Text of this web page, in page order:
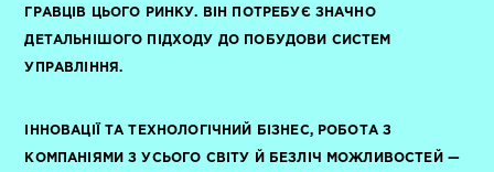
ГРАВЦІВ ЦЬОГО РИНКУ. ВІН ПОТРЕБУЄ ЗНАЧНО
ДЕТАЛЬНІШОГО ПІДХОДУ ДО ПОБУДОВИ СИСТЕМ
УПРАВЛІННЯ.
ІННОВАЦІЇ ТА ТЕХНОЛОГІЧНИЙ БІЗНЕС, РОБОТА З
КОМПАНІЯМИ З УСЬОГО СВІТУ Й БЕЗЛІЧ МОЖЛИВОСТЕЙ —